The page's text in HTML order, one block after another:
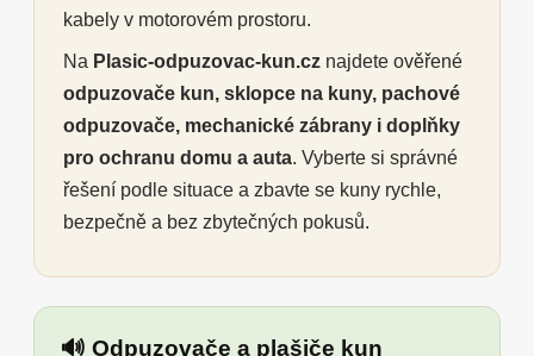
kabely v motorovém prostoru.
Na Plasic-odpuzovac-kun.cz najdete ověřené
odpuzovače kun, sklopce na kuny, pachové
odpuzovače, mechanické zábrany i doplňky
pro ochranu domu a auta. Vyberte si správné
řešení podle situace a zbavte se kuny rychle,
bezpečně a bez zbytečných pokusů.
🔊 Odpuzovače a plašiče kun